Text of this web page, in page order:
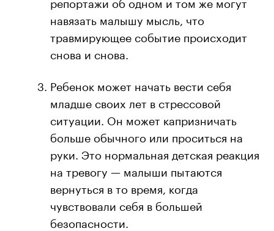
навязать малышу мысль, что
травмирующее событие происходит
снова и снова.
Ребенок может начать вести себя
младше своих лет в стрессовой
ситуации. Он может капризничать
больше обычного или проситься на
руки. Это нормальная детская реакция
на тревогу — малыши пытаются
вернуться в то время, когда
чувствовали себя в большей
безопасности.